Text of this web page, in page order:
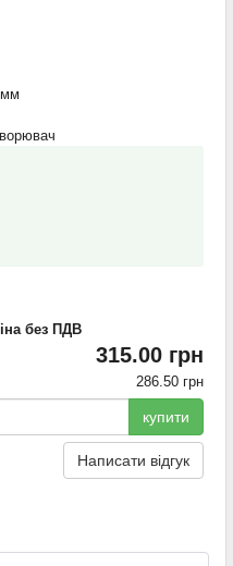
без ПДВ
315.00 грн
286.50 грн
купити
Написати відгук